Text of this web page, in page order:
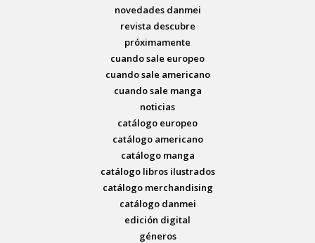
novedades danmei
revista descubre
próximamente
cuando sale europeo
cuando sale americano
cuando sale manga
noticias
catálogo europeo
catálogo americano
catálogo manga
catálogo libros ilustrados
catálogo merchandising
catálogo danmei
edición digital
géneros